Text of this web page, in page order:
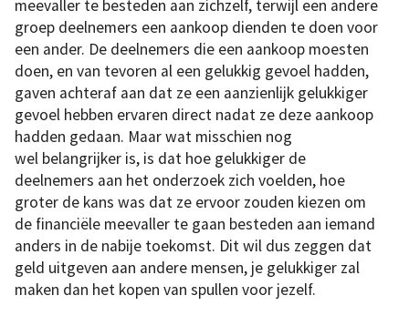
meevaller te besteden aan zichzelf, terwijl een andere
groep deelnemers een aankoop dienden te doen voor
een ander. De deelnemers die een aankoop moesten
doen, en van tevoren al een gelukkig gevoel hadden,
gaven achteraf aan dat ze een aanzienlijk gelukkiger
gevoel hebben ervaren direct nadat ze deze aankoop
hadden gedaan. Maar wat misschien nog
wel belangrijker is, is dat hoe gelukkiger de
deelnemers aan het onderzoek zich voelden, hoe
groter de kans was dat ze ervoor zouden kiezen om
de financiële meevaller te gaan besteden aan iemand
anders in de nabije toekomst. Dit wil dus zeggen dat
geld uitgeven aan andere mensen, je gelukkiger zal
maken dan het kopen van spullen voor jezelf.